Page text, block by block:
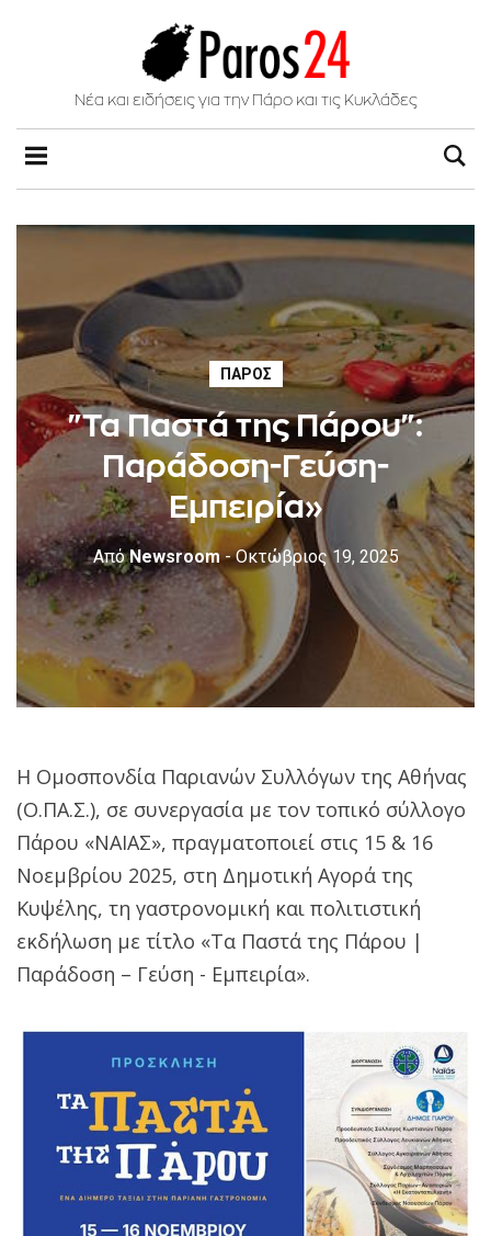
Νέα και ειδήσεις για την Πάρο και τις Κυκλάδες
ΠΆΡΟΣ
"Τα Παστά της Πάρου":
Παράδοση-Γεύση-
Εμπειρία»
ΑπόNewsroom - Οκτώβριος 19, 2025
Η Ομοσπονδία Παριανών Συλλόγων της Αθήνας
(Ο.ΠΑ.Σ.), σε συνεργασία με τον τοπικό σύλλογο
Πάρου «ΝΑΙΑΣ», πραγματοποιεί στις 15 & 16
Νοεμβρίου 2025, στη Δημοτική Αγορά της
Κυψέλης, τη γαστρονομική και πολιτιστική
εκδήλωση με τίτλο «Τα Παστά της Πάρου |
Παράδοση – Γεύση - Εμπειρία».